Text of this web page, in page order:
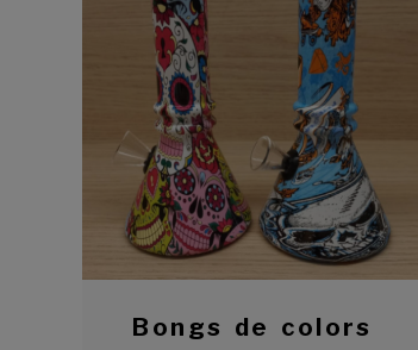
Bongs de colors